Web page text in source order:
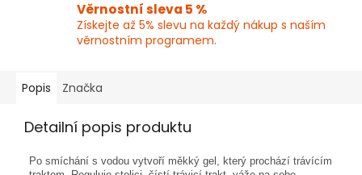
Věrnostní sleva 5 %
Získejte až 5% slevu na každý nákup s naším
věrnostním programem.
Popis Značka
Detailní popis produktu
Po smíchání s vodou vytvoří měkký gel, který prochází trávícím